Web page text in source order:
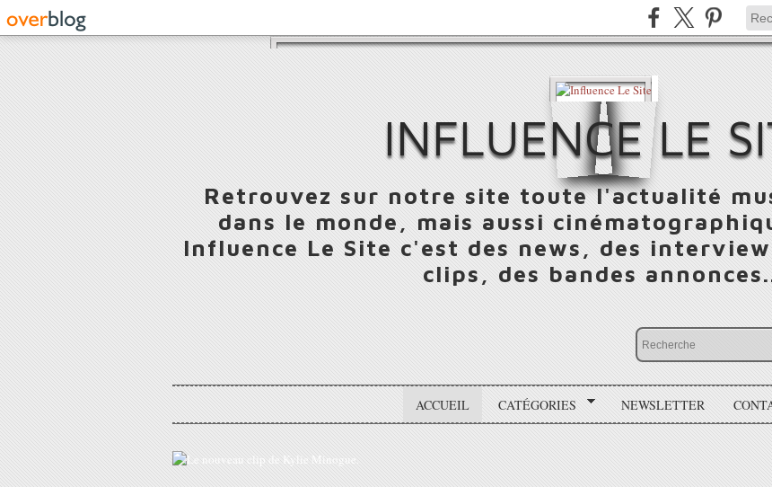
INFLUENCE LE
Retrouvez sur notre site toute l'actualité
dans le monde, mais aussi
Influence Le Site c'est des news, des
clips, des bandes
ACCUEIL CATÉGORIES NEWSLETTER